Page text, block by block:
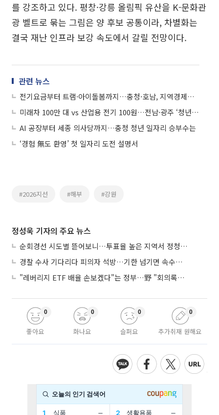
를 강조하고 있다. 평창·강릉 올림픽 유산을 K-문화관
광 벨트로 묶는 그림은 양 후보 공통이라, 차별화는
결국 재난 인프라 보강 속도에서 갈릴 전망이다.
관련 뉴스
전기요금부터 트램·아이돌봄까지…충청·호남, 지역경제ㆍ민생 챙긴다
미래차 100만 대 vs 산업용 전기 100원…전남·광주 ‘청년 유치 경쟁’
AI 공장부터 세종 의사당까지…충청 청년 일자리 승부수는
‘경험 無도 환영’ 첫 일자리 도전 설명서
#2026지선 #해부 #강원
정성욱 기자의 주요 뉴스
순회경선 시도별 뜯어보니…투표율 높은 지역서 정청래 강세
경찰 수사 기다리다 피의자 석방…기한 넘기면 속수무책
"레버리지 ETF 배율 손보겠다"는 정부…野 "회의록부터 내놔야"
좋아요
0
화나요
0
슬퍼요
0
추가취재 원해요
0